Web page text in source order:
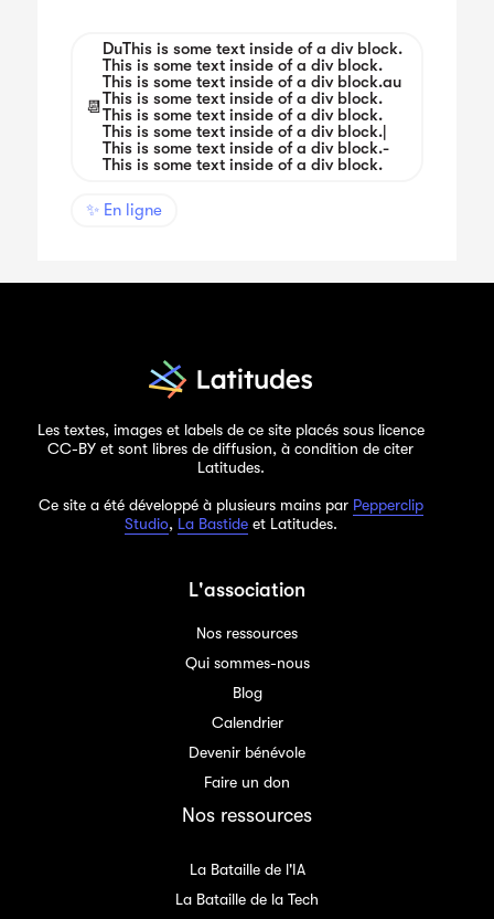
📆
DuThis is some text inside of a div block.
This is some text inside of a div block.
This is some text inside of a div block.au
This is some text inside of a div block.
This is some text inside of a div block.
This is some text inside of a div block.|
This is some text inside of a div block.-
This is some text inside of a div block.
✨ En ligne
Les textes, images et labels de ce site placés sous licence
CC-BY et sont libres de diffusion, à condition de citer
Latitudes.
Ce site a été développé à plusieurs mains par Pepperclip
Studio, La Bastideet Latitudes.
L'association
Nos ressources
Qui sommes-nous
Blog
Calendrier
Devenir bénévole
Faire un don
Nos ressources
La Bataille de l'IA
La Bataille de la Tech